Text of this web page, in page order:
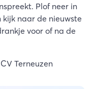
Plof neer in
naar de nieuwste
voor of na de
Terneuzen